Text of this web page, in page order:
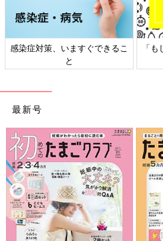
感染症対策、いますぐできるこ
と
「
最新号